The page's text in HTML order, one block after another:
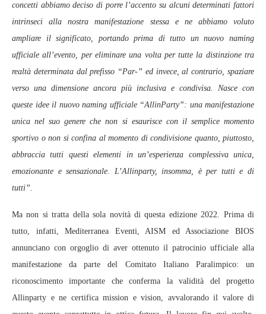
concetti abbiamo deciso di porre l’accento su alcuni determinati fattori
intrinseci alla nostra manifestazione stessa e ne abbiamo voluto
ampliare il significato, portando prima di tutto un nuovo naming
ufficiale all’evento, per eliminare una volta per tutte la distinzione tra
realtà determinata dal prefisso “Par-” ed invece, al contrario, spaziare
verso una dimensione ancora più inclusiva e condivisa. Nasce con
queste idee il nuovo naming ufficiale “AllinParty”: una manifestazione
unica nel suo genere che non si esaurisce con il semplice momento
sportivo o non si confina al momento di condivisione quanto, piuttosto,
abbraccia tutti questi elementi in un’esperienza complessiva unica,
emozionante e sensazionale. L’Allinparty, insomma, è per tutti e di
tutti”.
Ma non si tratta della sola novità di questa edizione 2022. Prima di
tutto, infatti, Mediterranea Eventi, AISM ed Associazione BIOS
annunciano con orgoglio di aver ottenuto il patrocinio ufficiale alla
manifestazione da parte del Comitato Italiano Paralimpico: un
riconoscimento importante che conferma la validità del progetto
Allinparty e ne certifica mission e vision, avvalorando il valore di